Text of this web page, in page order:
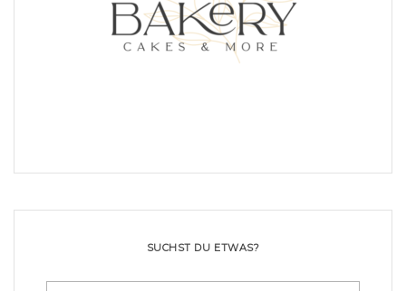
SUCHST DU ETWAS?